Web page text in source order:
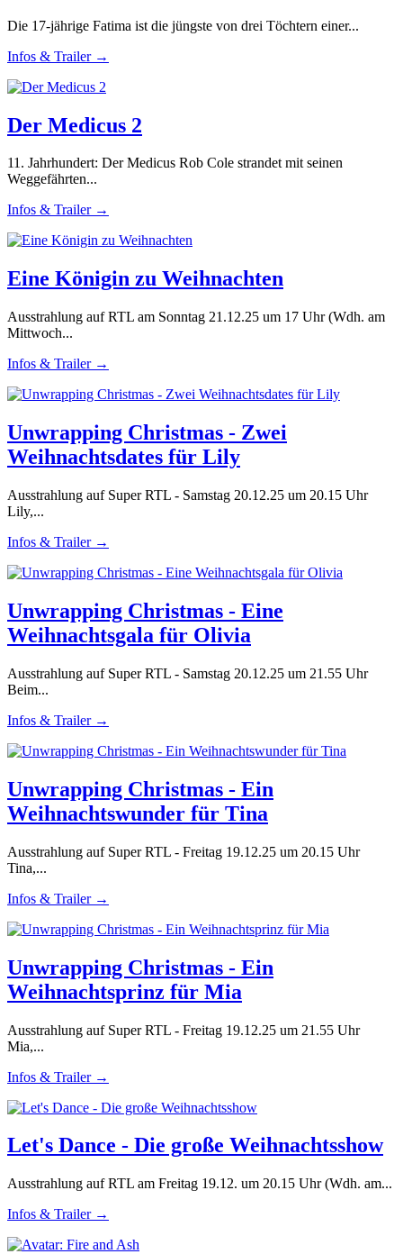
Die 17-jährige Fatima ist die jüngste von drei Töchtern einer...
Infos & Trailer →
Der Medicus 2
11. Jahrhundert: Der Medicus Rob Cole strandet mit seinen
Weggefährten...
Infos & Trailer →
Eine Königin zu Weihnachten
Ausstrahlung auf RTL am Sonntag 21.12.25 um 17 Uhr (Wdh. am
Mittwoch...
Infos & Trailer →
Unwrapping Christmas - Zwei
Weihnachtsdates für Lily
Ausstrahlung auf Super RTL - Samstag 20.12.25 um 20.15 Uhr
Lily,...
Infos & Trailer →
Unwrapping Christmas - Eine
Weihnachtsgala für Olivia
Ausstrahlung auf Super RTL - Samstag 20.12.25 um 21.55 Uhr
Beim...
Infos & Trailer →
Unwrapping Christmas - Ein
Weihnachtswunder für Tina
Ausstrahlung auf Super RTL - Freitag 19.12.25 um 20.15 Uhr
Tina,...
Infos & Trailer →
Unwrapping Christmas - Ein
Weihnachtsprinz für Mia
Ausstrahlung auf Super RTL - Freitag 19.12.25 um 21.55 Uhr
Mia,...
Infos & Trailer →
Let's Dance - Die große Weihnachtsshow
Ausstrahlung auf RTL am Freitag 19.12. um 20.15 Uhr (Wdh. am...
Infos & Trailer →